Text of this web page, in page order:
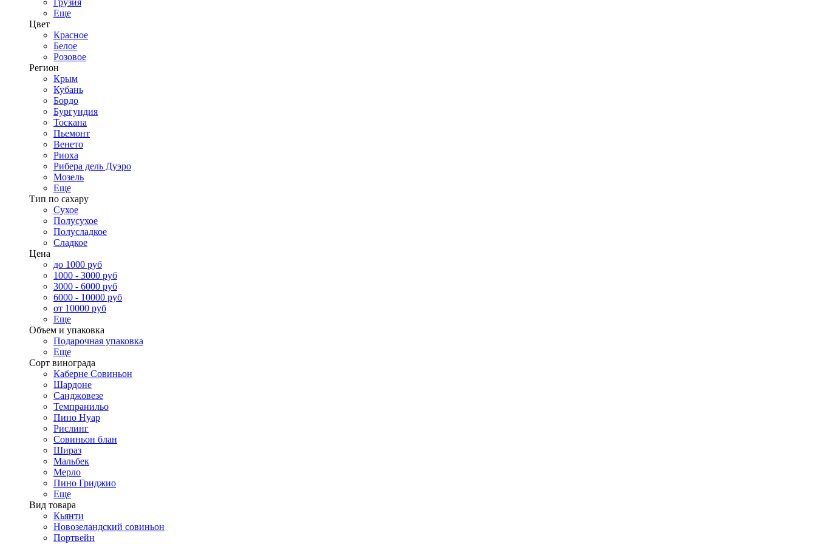
Грузия
Еще
Цвет
Красное
Белое
Розовое
Регион
Крым
Кубань
Бордо
Бургундия
Тоскана
Пьемонт
Венето
Риоха
Рибера дель Дуэро
Мозель
Еще
Тип по сахару
Сухое
Полусухое
Полусладкое
Сладкое
Цена
до 1000 руб
1000 - 3000 руб
3000 - 6000 руб
6000 - 10000 руб
от 10000 руб
Еще
Объем и упаковка
Подарочная упаковка
Еще
Сорт винограда
Каберне Совиньон
Шардоне
Санджовезе
Темпранильо
Пино Нуар
Рислинг
Совиньон блан
Шираз
Мальбек
Мерло
Пино Гриджио
Еще
Вид товара
Кьянти
Новозеландский совиньон
Портвейн